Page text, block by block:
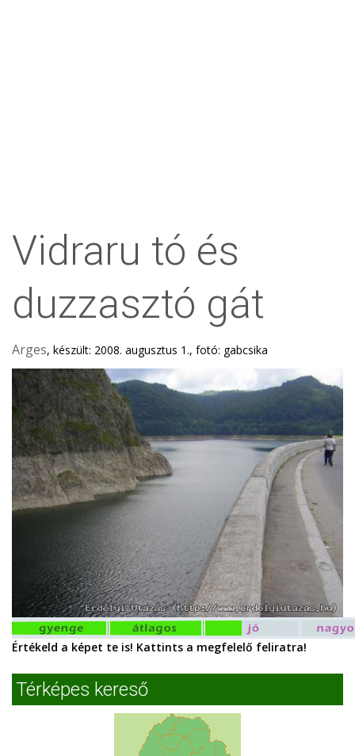
Vidraru tó és
duzzasztó gát
Arges, készült: 2008. augusztus 1., fotó: gabcsika
Értékeld a képet te is! Kattints a megfelelő feliratra!
Térképes kereső